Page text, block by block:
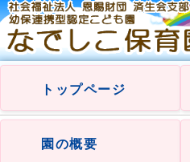
トップページ
園の概要